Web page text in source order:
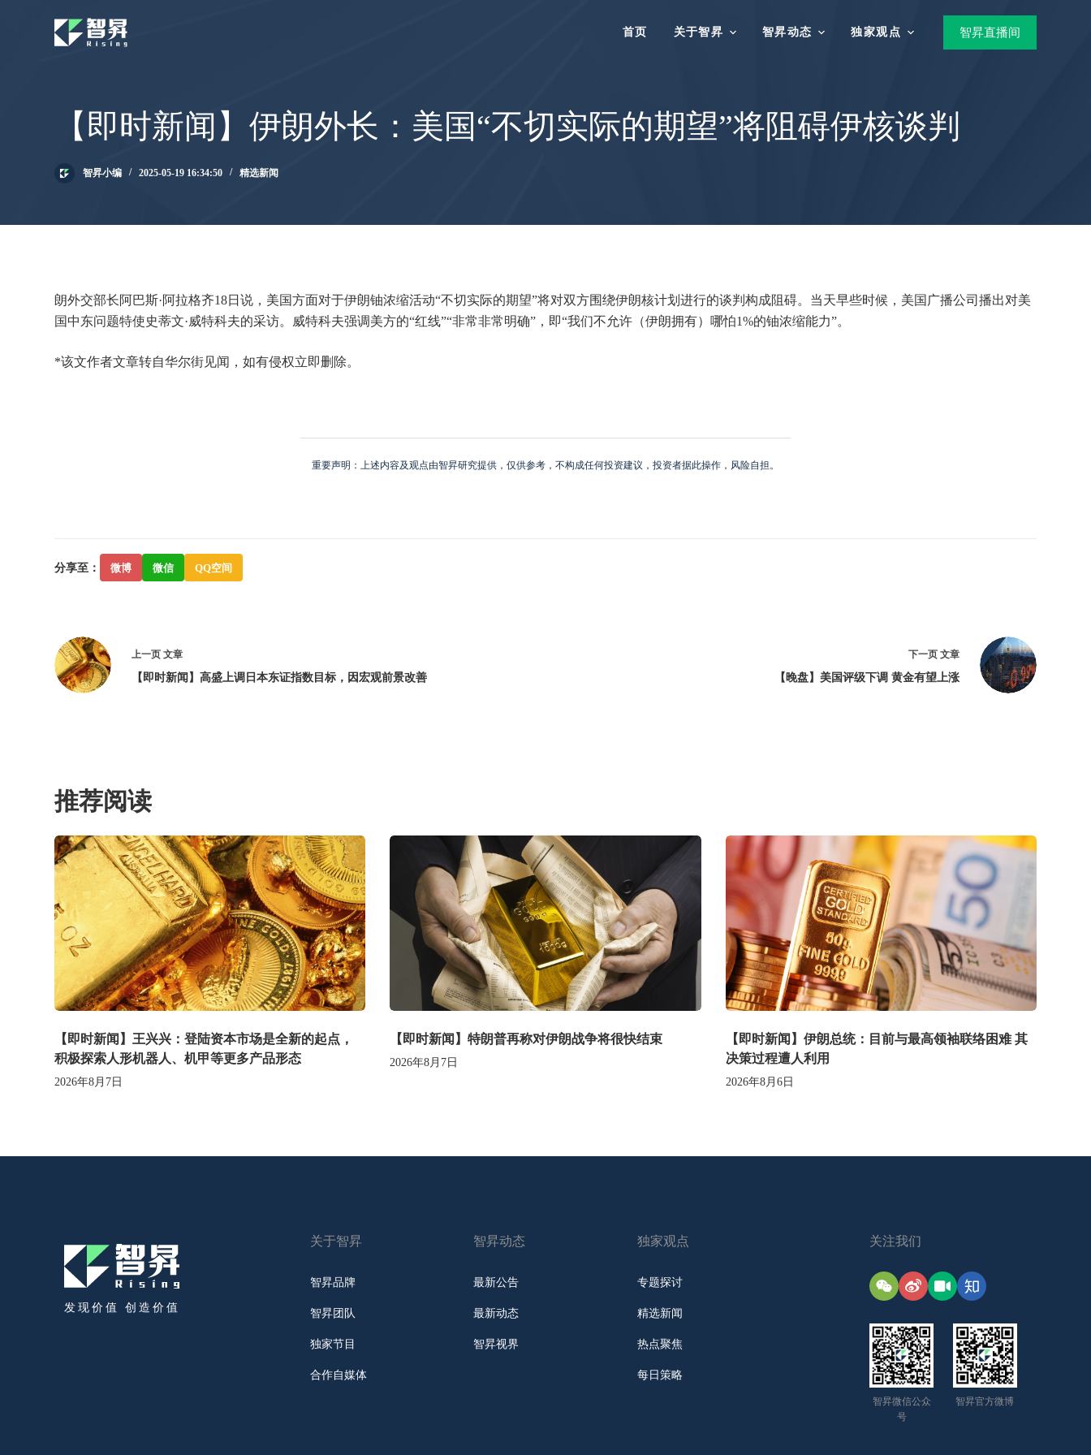
首页 关于智昇 智昇动态 独家观点 智昇直播间
【即时新闻】伊朗外长：美国“不切实际的期望”将阻碍伊核谈判
智昇小编 2025-05-19 16:34:50 精选新闻
朗外交部长阿巴斯·阿拉格齐18日说，美国方面对于伊朗铀浓缩活动“不切实际的期望”将对双方围绕伊朗核计划进行的谈判构成阻碍。当天早些时候，美国广播公司播出对美
国中东问题特使史蒂文·威特科夫的采访。威特科夫强调美方的“红线”“非常非常明确”，即“我们不允许（伊朗拥有）哪怕1%的铀浓缩能力”。
*该文作者文章转自华尔街见闻，如有侵权立即删除。
重要声明：上述内容及观点由智昇研究提供，仅供参考，不构成任何投资建议，投资者据此操作，风险自担。
分享至： 微博 微信 QQ空间
上一页文章
【即时新闻】高盛上调日本东证指数目标，因宏观前景改善
下一页 文章
【晚盘】美国评级下调 黄金有望上涨
推荐阅读
【即时新闻】王兴兴：登陆资本市场是全新的起点，
积极探索人形机器人、机甲等更多产品形态
2026年8月7日
【即时新闻】特朗普再称对伊朗战争将很快结束
2026年8月7日
【即时新闻】伊朗总统：目前与最高领袖联络困难 其
决策过程遭人利用
2026年8月6日
发现价值 创造价值
关于智昇
智昇品牌
智昇团队
独家节目
合作自媒体
智昇动态
最新公告
最新动态
智昇视界
独家观点
专题探讨
精选新闻
热点聚焦
每日策略
关注我们
智昇微信公众
号
智昇官方微博